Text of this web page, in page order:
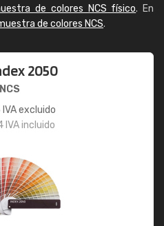
de colores NCS físico. En
de colores NCS.
2050
NCS
IVA excluido
IVA incluido